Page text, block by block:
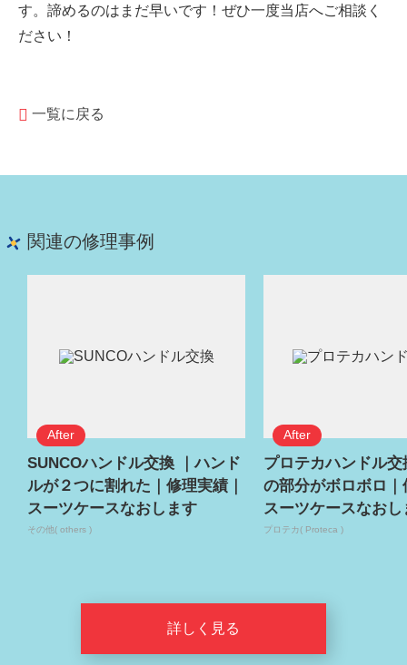
す。諦めるのはまだ早いです！ぜひ一度当店へご相談く
ださい！
一覧に戻る
関連の修理事例
SUNCOハンドル交換 ｜ハンド
ルが２つに割れた｜修理実績｜
スーツケースなおします
その他( others )
プロテカハンドル
の部分がボロボロ｜
スーツケースなおし
プロテカ( Proteca )
詳しく見る